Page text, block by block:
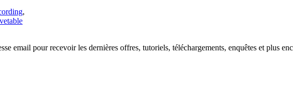
,
email pour recevoir les dernières offres, tutoriels, téléchargements, enquêtes et plus